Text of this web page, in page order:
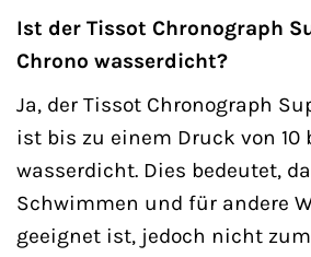
Ist der Tissot Chronograph
Chrono wasserdicht?
Ja, der Tissot Chronograph
ist bis zu einem Druck von 10
wasserdicht. Dies bedeutet,
Schwimmen und für andere
geeignet ist, jedoch nicht